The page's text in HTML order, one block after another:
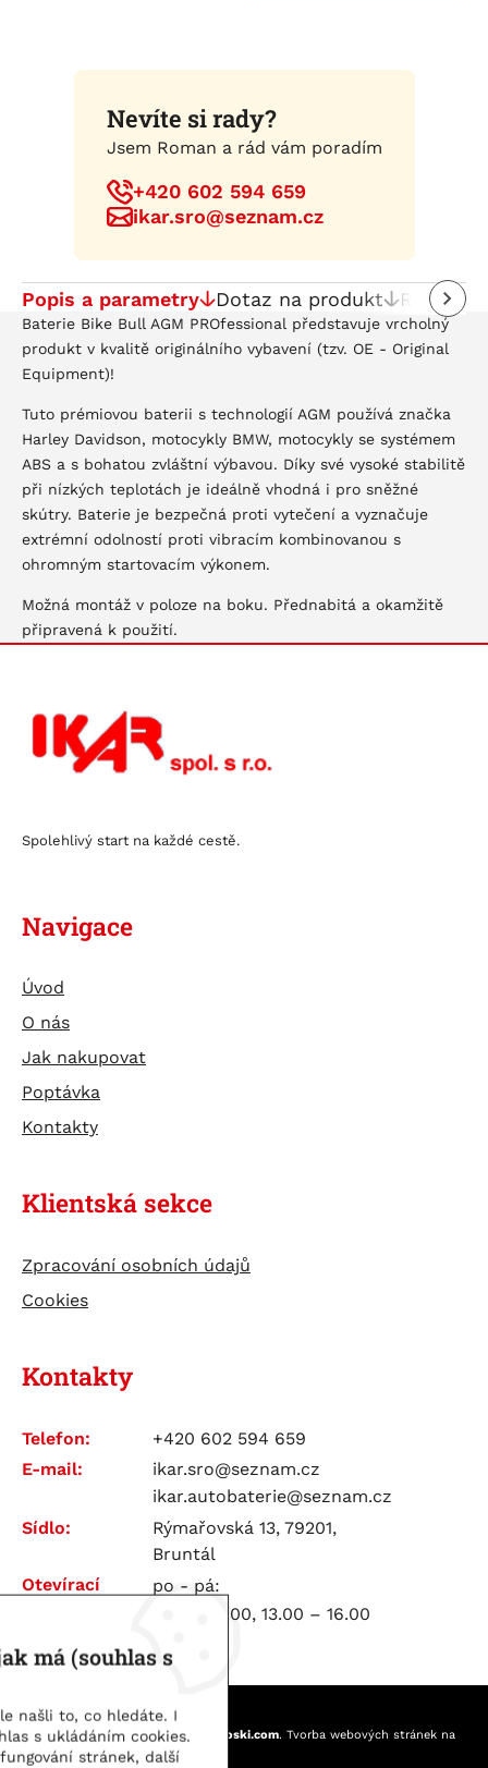
Nevíte si rady?
Jsem Roman a rád vám poradím
+420 602 594 659
ikar.sro@seznam.cz
Popis a parametry Dotaz na produkt Recenze
Baterie Bike Bull AGM PROfessional představuje vrcholný
produkt v kvalitě originálního vybavení (tzv. OE - Original
Equipment)!
Tuto prémiovou baterii s technologií AGM používá značka
Harley Davidson, motocykly BMW, motocykly se systémem
ABS a s bohatou zvláštní výbavou. Díky své vysoké stabilitě
při nízkých teplotách je ideálně vhodná i pro sněžné
skútry. Baterie je bezpečná proti vytečení a vyznačuje
extrémní odolností proti vibracím kombinovanou s
ohromným startovacím výkonem.
Možná montáž v poloze na boku. Přednabitá a okamžitě
připravená k použití.
Spolehlivý start na každé cestě.
Navigace
Úvod
O nás
Jak nakupovat
Poptávka
Kontakty
Klientská sekce
Zpracování osobních údajů
Cookies
Kontakty
Telefon:
+420 602 594 659
E-mail:
ikar.sro@seznam.cz
ikar.autobaterie@seznam.cz
Sídlo:
Rýmařovská 13, 79201,
Bruntál
Otevírací
po - pá:
7.00 – 12.00, 13.00 – 16.00
IKAR spol. s.r.o. | © 2026
Webové stránkyvytvořilo Poski.com.Tvorba webových stránek na
míru.
má (souhlas s
našli to, co hledáte. I
s ukládáním cookies.
stránek, další